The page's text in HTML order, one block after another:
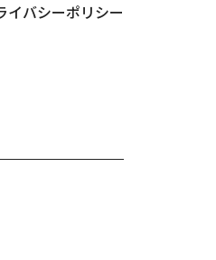
イバシーポリシー